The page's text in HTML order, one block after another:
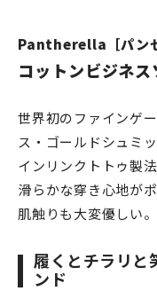
Pantherella［パンセ
コットンビジネ
世界初のファインゲ
ス・ゴールドシュミ
インリンクトトゥ製
滑らかな穿き心地が
肌触りも大変優しい
履くとチラリと
ンド